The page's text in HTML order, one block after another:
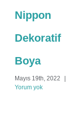
Nippon
Dekoratif
Boya
Mayıs 19th, 2022
|
Yorum yok